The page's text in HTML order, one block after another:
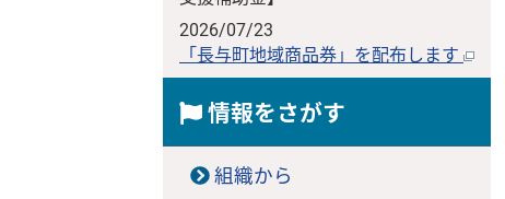
2026/07/23
「長与町地域商品券」を配布します
情報をさがす
組織から